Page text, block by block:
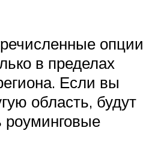
опции
в пределах
Если вы
область, будут
роуминговые